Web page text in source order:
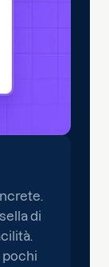
di
pochi